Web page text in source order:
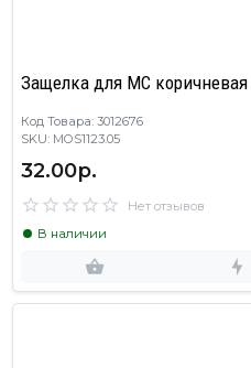
Защелка для МС коричневая
Код Товара: 3012676
SKU: MOS1123.05
32.00р.
Нет отзывов
В наличии